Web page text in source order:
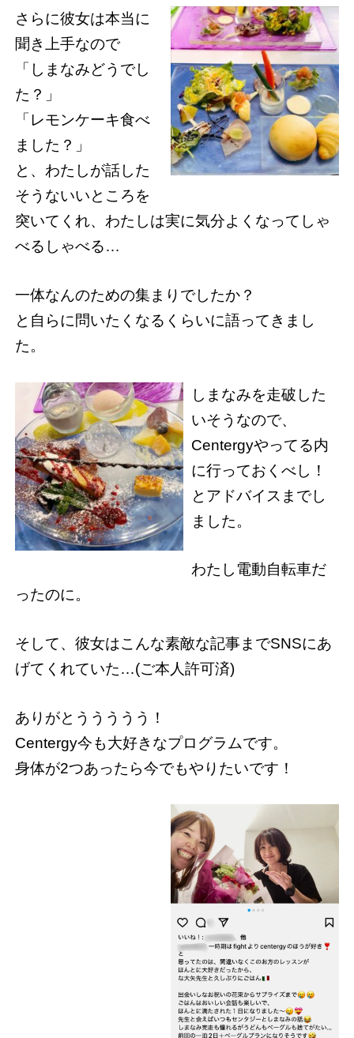
さらに彼女は本当に
聞き上手なので
「しまなみどうでし
た？」
「レモンケーキ食べ
ました？」
と、わたしが話した
そうないいところを
突いてくれ、わたしは実に気分よくなってしゃ
べるしゃべる…
一体なんのための集まりでしたか？
と自らに問いたくなるくらいに語ってきまし
た。
しまなみを走破した
いそうなので、
Centergyやってる内
に行っておくべし！
とアドバイスまでし
ました。
わたし電動自転車だ
ったのに。
そして、彼女はこんな素敵な記事までSNSにあ
げてくれていた…(ご本人許可済)
ありがとううううう！
Centergy今も大好きなプログラムです。
身体が2つあったら今でもやりたいです！